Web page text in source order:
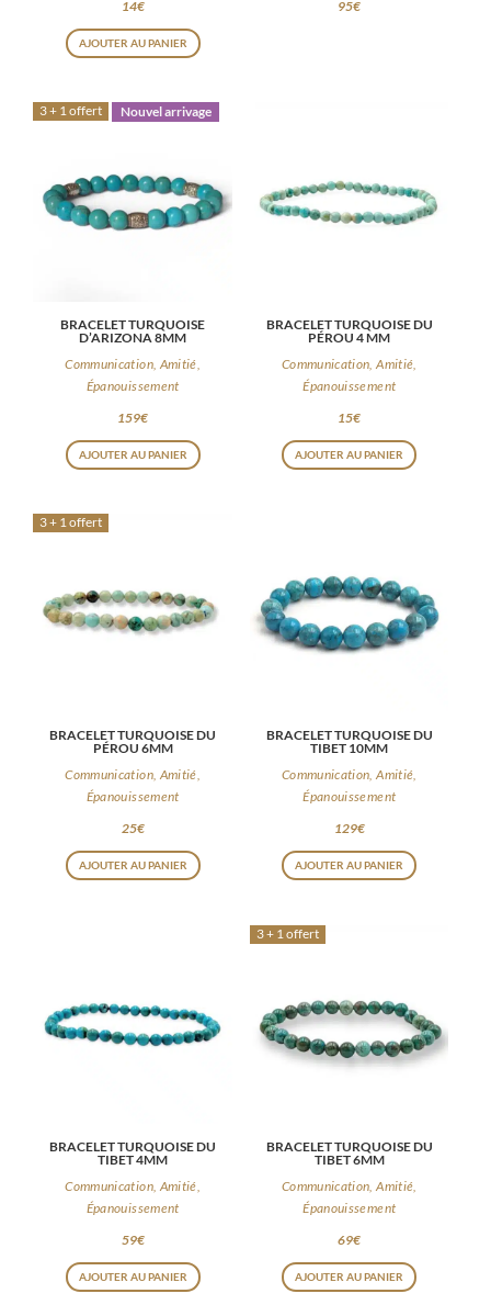
14€
AJOUTER AU PANIER
95€
3 + 1 offert Nouvel arrivage
BRACELET TURQUOISE
D’ARIZONA 8MM
Communication, Amitié,
Épanouissement
159€
AJOUTER AU PANIER
BRACELET TURQUOISE DU
PÉROU 4 MM
Communication, Amitié,
Épanouissement
15€
AJOUTER AU PANIER
3 + 1 offert
BRACELET TURQUOISE DU
PÉROU 6MM
Communication, Amitié,
Épanouissement
25€
AJOUTER AU PANIER
BRACELET TURQUOISE DU
TIBET 10MM
Communication, Amitié,
Épanouissement
129€
AJOUTER AU PANIER
BRACELET TURQUOISE DU
TIBET 4MM
Communication, Amitié,
Épanouissement
59€
AJOUTER AU PANIER
3 + 1 offert
BRACELET TURQUOISE DU
TIBET 6MM
Communication, Amitié,
Épanouissement
69€
AJOUTER AU PANIER